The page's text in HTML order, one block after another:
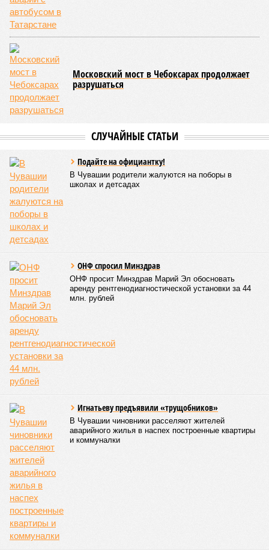
Московский мост в Чебоксарах продолжает
разрушаться
СЛУЧАЙНЫЕ СТАТЬИ
Подайте на официантку!
В Чувашии родители жалуются на поборы в
школах и детсадах
ОНФ спросил Минздрав
ОНФ просит Минздрав Марий Эл обосновать
аренду рентгенодиагностической установки за 44
млн. рублей
Игнатьеву предъявили «трущобников»
В Чувашии чиновники расселяют жителей
аварийного жилья в наспех построенные квартиры
и коммуналки